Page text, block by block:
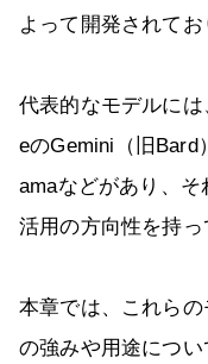
よって開発されて
代表的なモデルに
eのGemini（旧Bard
amaなどがあり、
活用の方向性を持っ
本章では、これら
の強みや用途につい